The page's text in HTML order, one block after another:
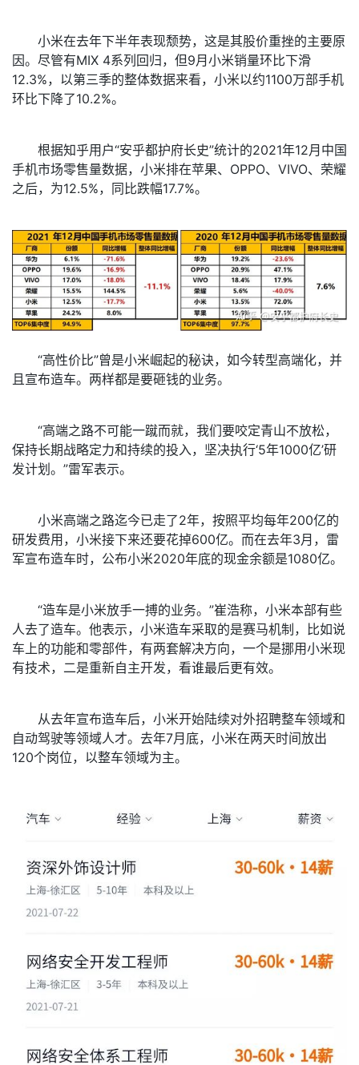
小米在去年下半年表现颓势，这是其股价重挫的主要原
因。尽管有MIX 4系列回归，但9月小米销量环比下滑
12.3%，以第三季的整体数据来看，小米以约1100万部手机
环比下降了10.2%。
根据知乎用户“安乎都护府长史”统计的2021年12月中国
手机市场零售量数据，小米排在苹果、OPPO、VIVO、荣耀
之后，为12.5%，同比跌幅17.7%。
“高性价比”曾是小米崛起的秘诀，如今转型高端化，并
且宣布造车。两样都是要砸钱的业务。
“高端之路不可能一蹴而就，我们要咬定青山不放松，
保持长期战略定力和持续的投入，坚决执行‘5年1000亿’研
发计划。”雷军表示。
小米高端之路迄今已走了2年，按照平均每年200亿的
研发费用，小米接下来还要花掉600亿。而在去年3月，雷
军宣布造车时，公布小米2020年底的现金余额是1080亿。
“造车是小米放手一搏的业务。”崔浩称，小米本部有些
人去了造车。他表示，小米造车采取的是赛马机制，比如说
车上的功能和零部件，有两套解决方向，一个是挪用小米现
有技术，二是重新自主开发，看谁最后更有效。
从去年宣布造车后，小米开始陆续对外招聘整车领域和
自动驾驶等领域人才。去年7月底，小米在两天时间放出
120个岗位，以整车领域为主。